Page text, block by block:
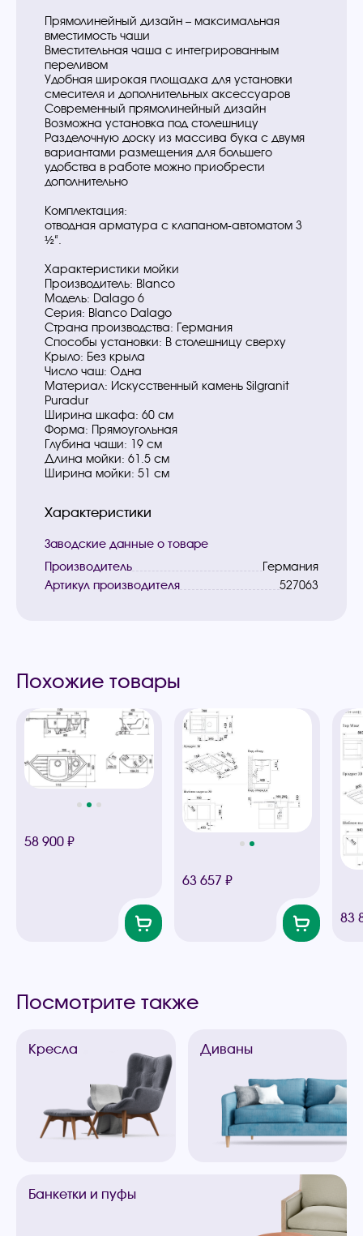
Прямолинейный дизайн – максимальная
вместимость чаши
Вместительная чаша с интегрированным
переливом
Удобная широкая площадка для установки
смесителя и дополнительных аксессуаров
Современный прямолинейный дизайн
Возможна установка под столешницу
Разделочную доску из массива бука с двумя
вариантами размещения для большего
удобства в работе можно приобрести
дополнительно
Комплектация:
отводная арматура с клапаном-автоматом 3
½“.
Характеристики мойки
Производитель: Blanco
Модель: Dalago 6
Серия: Blanco Dalago
Страна производства: Германия
Способы установки: В столешницу сверху
Крыло: Без крыла
Число чаш: Одна
Материал: Искусственный камень Silgranit
Puradur
Ширина шкафа: 60 см
Форма: Прямоугольная
Глубина чаши: 19 см
Длина мойки: 61.5 см
Ширина мойки: 51 см
Характеристики
Заводские данные о товаре
Производитель
Германия
Артикул производителя
527063
Похожие товары
58 900 ₽
63 657 ₽
83
Посмотрите также
Кресла Диваны
Банкетки и пуфы